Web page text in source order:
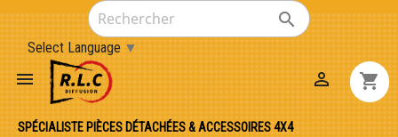

Select Language ▼
 shopping_cart

SPÉCIALISTE PIÈCES DÉTACHÉES & ACCESSOIRES 4X4